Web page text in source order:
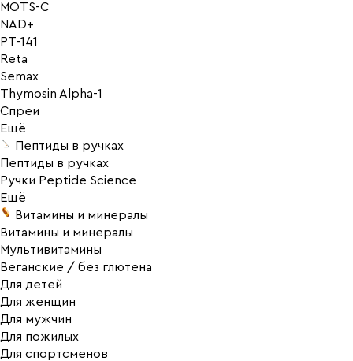
MOTS-C
NAD+
PT-141
Reta
Semax
Thymosin Alpha-1
Спреи
Ещё
Пептиды в ручках
Пептиды в ручках
Ручки Peptide Science
Ещё
Витамины и минералы
Витамины и минералы
Мультивитамины
Веганские / без глютена
Для детей
Для женщин
Для мужчин
Для пожилых
Для спортсменов